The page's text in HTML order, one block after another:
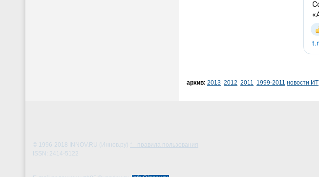
архив: 2013 2012 2011 1999-2011 новости ИТ
© 1996-2018 INNOV.RU (Иннов.ру) * - правила пользования
ISSN: 2414-5122